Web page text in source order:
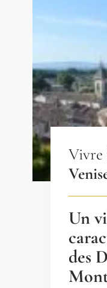
Vivre
Un
des